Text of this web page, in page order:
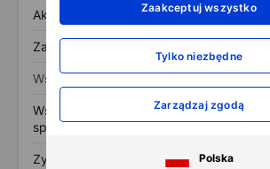
Zaakceptuj wszystko
Tylko niezbędne
Zarządzaj zgodą
Polska
Aktywa ogółem XXXXXXX
Zadłużenie ogółem
Wskaźniki
Współczynnik cena do
sprzedaży
XXXXXXX
Zysk na akcję XXXXXXX